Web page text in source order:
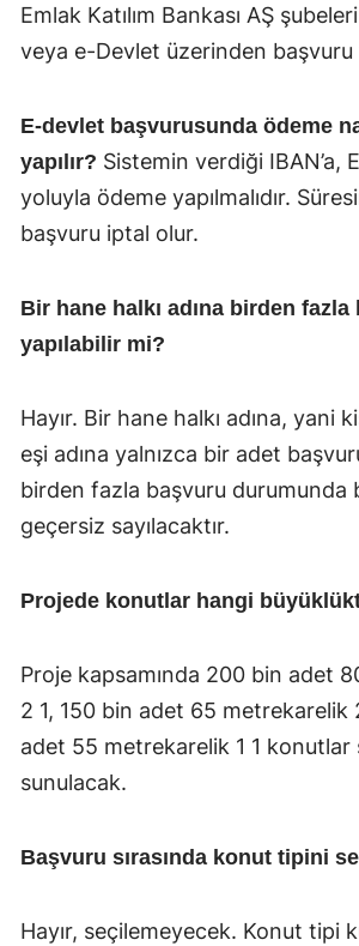
Emlak Katılım Bankası AŞ şubeleri
veya e-Devlet üzerinden başvuru
E-devlet başvurusunda ödeme
yapılır? Sistemin verdiği IBAN’a,
yoluyla ödeme yapılmalıdır.
başvuru iptal olur.
Bir hane halkı adına birden fazla
yapılabilir mi?
Hayır. Bir hane halkı adına, yani
eşi adına yalnızca bir adet
birden fazla başvuru durumunda
geçersiz sayılacaktır.
Projede konutlar hangi
Proje kapsamında 200 bin adet
2 1, 150 bin adet 65 metrekarelik
adet 55 metrekarelik 1 1 konutlar
sunulacak.
Başvuru sırasında konut tipini
Hayır, seçilemeyecek. Konut tipi